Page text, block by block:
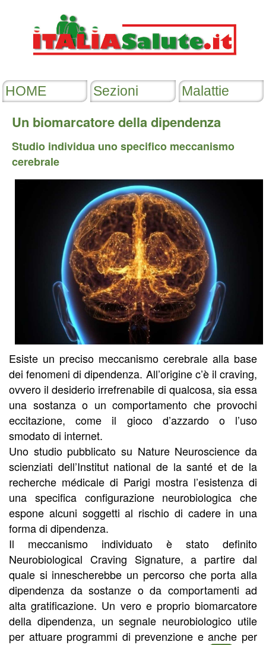
Un biomarcatore della dipendenza
Studio individua uno specifico meccanismo
cerebrale
Esiste un preciso meccanismo cerebrale alla base
dei fenomeni di dipendenza. All’origine c’è il craving,
ovvero il desiderio irrefrenabile di qualcosa, sia essa
una sostanza o un comportamento che provochi
eccitazione, come il gioco d’azzardo o l’uso
smodato di internet.
Uno studio pubblicato su Nature Neuroscience da
scienziati dell’Institut national de la santé et de la
recherche médicale di Parigi mostra l’esistenza di
una specifica configurazione neurobiologica che
espone alcuni soggetti al rischio di cadere in una
forma di dipendenza.
Il meccanismo individuato è stato definito
Neurobiological Craving Signature, a partire dal
quale si innescherebbe un percorso che porta alla
dipendenza da sostanze o da comportamenti ad
alta gratificazione. Un vero e proprio biomarcatore
della dipendenza, un segnale neurobiologico utile
per attuare programmi di prevenzione e anche per